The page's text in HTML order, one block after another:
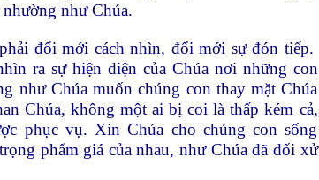
như Chúa.
đổi mới cách nhìn, đổi mới sự đón tiếp.
ra sự hiện diện của Chúa nơi những con
như Chúa muốn chúng con thay mặt Chúa
Chúa, không một ai bị coi là thấp kém cả,
phục vụ. Xin Chúa cho chúng con sống
phẩm giá của nhau, như Chúa đã đối xử